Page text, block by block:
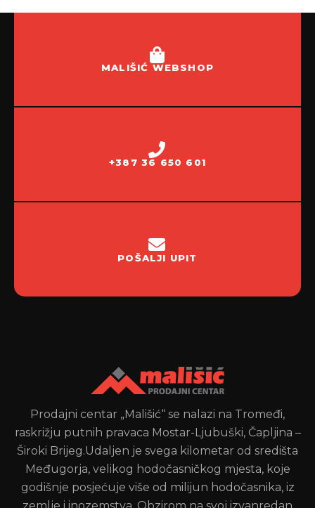
MALIŠIĆ WEBSHOP
+387 36 650 601
POŠALJI UPIT
Prodajni centar „Mališić“ se nalazi na Tromeđi,
raskrižju putnih pravaca Mostar-Ljubuški, Čapljina –
Široki Brijeg.Udaljen je svega kilometar od središta
Međugorja, velikog hodočasničkog mjesta, koje
godišnje posjećuje više od milijun hodočasnika, iz